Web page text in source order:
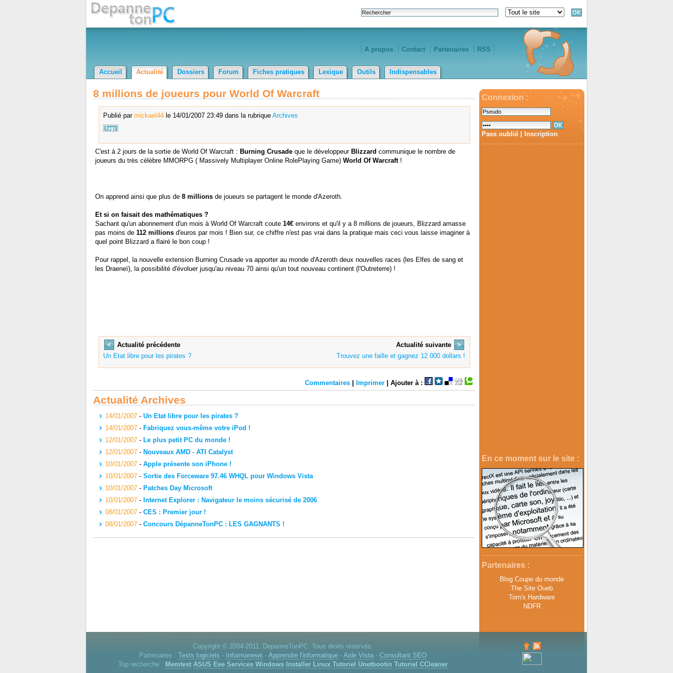
A propos Contact Partenaires RSS
Accueil Actualité Dossiers Forum Fiches pratiques Lexique Outils Indispensables
Connexion :
Pass oublié Inscription
En ce moment sur le site :
Partenaires :
Blog Coupe du monde
The Site Oueb
Tom's Hardware
NDFR
8 millions de joueurs pour World Of Warcraft
Publié par mickael44le 14/01/2007 23:49 dans la rubrique Archives
C'est à 2 jours de la sortie de World Of Warcraft : Burning Crusadeque le développeur Blizzard communique le nombre de
joueurs du très célèbre MMORPG ( Massively Multiplayer Online RolePlaying Game) World Of Warcraft!
On apprend ainsi que plus de 8 millionsde joueurs se partagent le monde d'Azeroth.
Et si on faisait des mathématiques ?
Sachant qu'un abonnement d'un mois à World Of Warcraft coute 14€environs et qu'il y a 8 millions de joueurs, Blizzard amasse
pas moins de 112 millionsd'euros par mois ! Bien sur, ce chiffre n'est pas vrai dans la pratique mais ceci vous laisse imaginer à
quel point Blizzard a flairé le bon coup !
Pour rappel, la nouvelle extension Burning Crusade va apporter au monde d'Azeroth deux nouvelles races (les Elfes de sang et
les Draeneï), la possibilité d'évoluer jusqu'au niveau 70 ainsi qu'un tout nouveau continent (l'Outreterre) !
<
Actualité précédente
Un Etat libre pour les pirates ?
Actualité suivante
>
Trouvez une faille et gagnez 12 000 dollars !
Commentaires |Imprimer | Ajouter à :
Actualité Archives
14/01/2007- Un Etat libre pour les pirates ?
14/01/2007- Fabriquez vous-même votre iPod !
12/01/2007- Le plus petit PC du monde !
12/01/2007- Nouveaux AMD - ATI Catalyst
10/01/2007- Apple présente son iPhone !
10/01/2007- Sortie des Forceware 97.46 WHQL pour Windows Vista
10/01/2007- Patches Day Microsoft
10/01/2007- Internet Explorer : Navigateur le moins sécurisé de 2006
08/01/2007- CES : Premier jour !
08/01/2007- Concours DépanneTonPC : LES GAGNANTS !
Copyright © 2004-2011. DepanneTonPC. Tous droits réservés.
Partenaires : Tests logiciels - Informanews - Apprendre l'informatique- Aide Vista- Consultant SEO
Top recherche : Memtest ASUS Eee Services Windows Installer Linux Tutoriel Unetbootin Tutoriel CCleaner